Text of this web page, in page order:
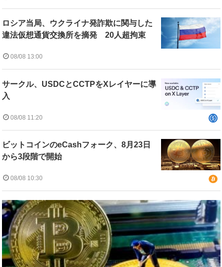
ロシア当局、ウクライナ発詐欺に関与した
違法仮想通貨交換所を摘発 20人超拘束
08/08 13:00
サークル、USDCとCCTPをXレイヤーに導
入
08/08 11:20
ビットコインのeCashフォーク、8月23日
から3段階で開始
08/08 10:30